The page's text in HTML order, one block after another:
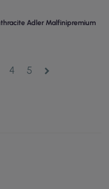
Adler Malfinipremium
4 5 chevron_right